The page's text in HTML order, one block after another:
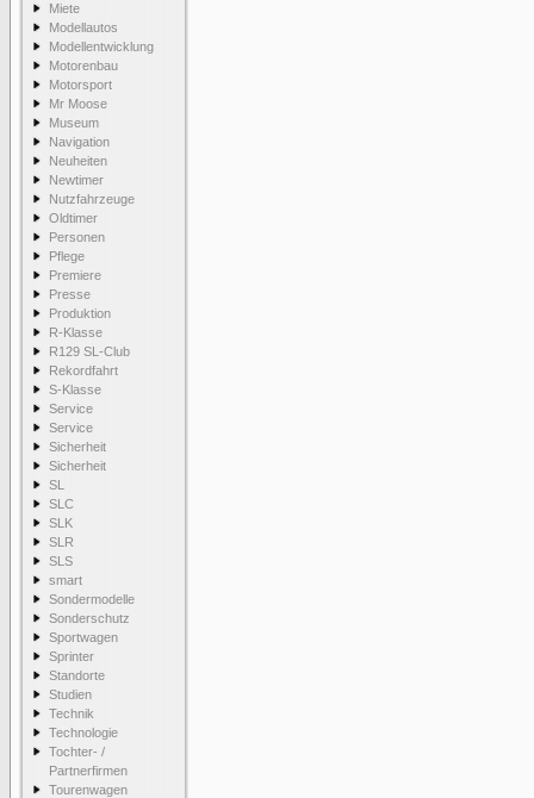
Miete
Modellautos
Modellentwicklung
Motorenbau
Motorsport
Mr Moose
Museum
Navigation
Neuheiten
Newtimer
Nutzfahrzeuge
Oldtimer
Personen
Pflege
Premiere
Presse
Produktion
R-Klasse
R129 SL-Club
Rekordfahrt
S-Klasse
Service
Service
Sicherheit
Sicherheit
SL
SLC
SLK
SLR
SLS
smart
Sondermodelle
Sonderschutz
Sportwagen
Sprinter
Standorte
Studien
Technik
Technologie
Tochter- /
Partnerfirmen
Tourenwagen